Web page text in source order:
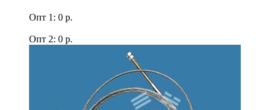
Опт 1: 0 р.
Опт 2: 0 р.